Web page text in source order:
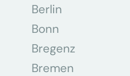
Berlin
Bonn
Bregenz
Bremen